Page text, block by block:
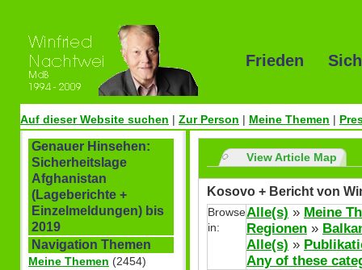
Frieden
Auf dieser Website suchen | Zur Person | Meine Themen |
Genauer Hinsehen:
Sicherheitslage
Afghanistan
(Lageberichte +
Einzelmeldungen) bis
2019
Navigation Themen
Meine Themen (2454)
View Article Map
Kosovo + Bericht von
Browse
in:
Alle(s) » Meine
Regionen »
Alle(s) »
Any of these